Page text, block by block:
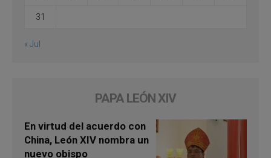
31
« Jul
PAPA LEÓN XIV
En virtud del acuerdo con
China, León XIV nombra un
nuevo obispo